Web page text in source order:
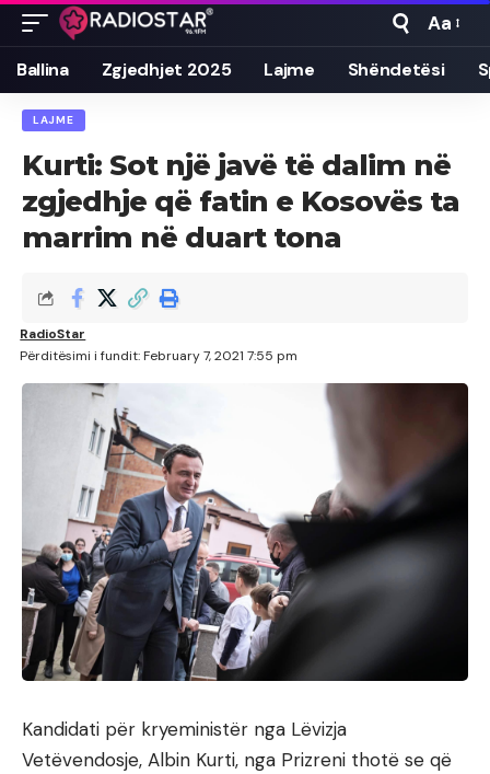
Font
Resizer
Aa
Ballina Zgjedhjet 2025 Lajme Shëndetësi
LAJME
Kurti: Sot një javë të dalim në
zgjedhje që fatin e Kosovës ta
marrim në duart tona
Përditësimi i fundit: February 7, 2021 7:55 pm
RadioStar
Kandidati për kryeministër nga Lëvizja
Vetëvendosje, Albin Kurti, nga Prizreni thotë se që